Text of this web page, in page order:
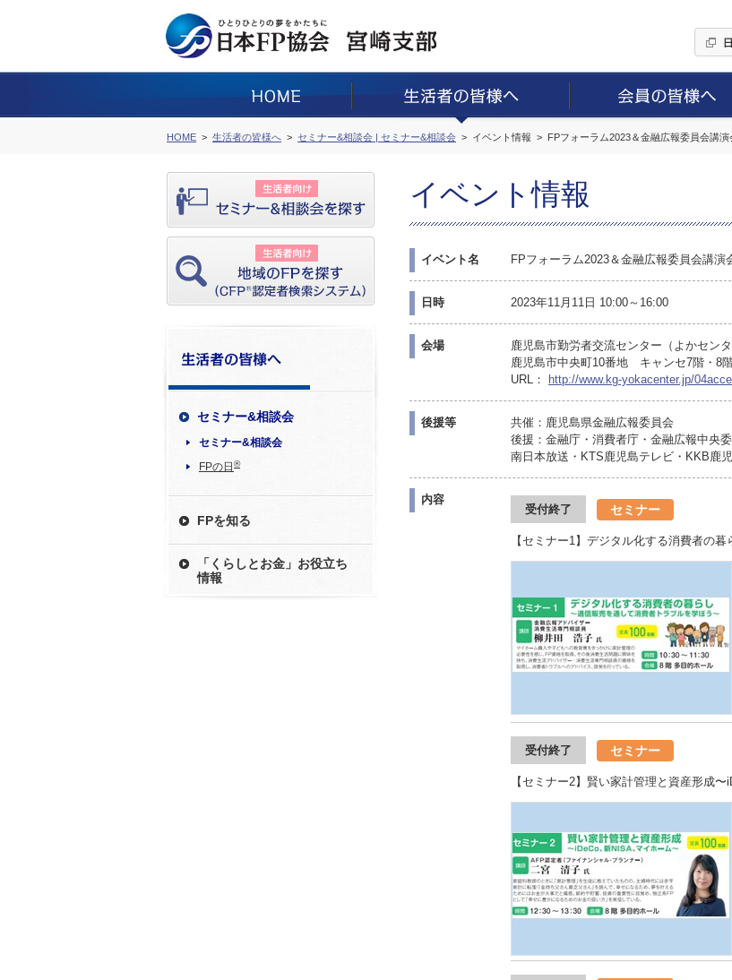
HOME 生活者の皆様へ セミナー&相談会 | セミナー&相談会 イベント情報 FPフォーラム2023＆金融広報委員会講演
セミナー&相談会
セミナー&相談会
FPの日 ®
FPを知る
「くらしとお金」お役立ち
情報
イベント情報
イベント名 FPフォーラム2023＆金融広報委員会講演
日時 2023年11月11日 10:00～16:00
会場
鹿児島市勤労者交流センター（よかセンタ
鹿児島市中央町10番地 キャンセ7階・8
URL：
http://www.kg-yokacenter.jp/
後援等
共催：鹿児島県金融広報委員会
後援：金融庁・消費者庁・金融広報中央
南日本放送・KTS鹿児島テレビ・KKB鹿
内容
受付終了 セミナー
【セミナー1】デジタル化する消費者の
受付終了 セミナー
【セミナー2】賢い家計管理と資産形成